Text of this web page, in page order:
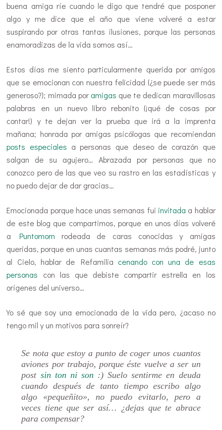
buena amiga ríe cuando le digo que tendré que posponer
algo y me dice que el año que viene volveré a estar
suspirando por otras tantas ilusiones, porque las personas
enamoradizas de la vida somos así…
Estos días me siento particularmente querida por amigos
que se emocionan con nuestra felicidad (¿se puede ser más
generoso?); mimada poramigas que te dedican maravillosas
palabras en un nuevo libro rebonito (¡qué de cosas por
contar!) y te dejan ver la prueba que irá a la imprenta
mañana; honrada por amigas psicólogas que recomiendan
posts especiales a personas que deseo de corazón que
salgan de su agujero… Abrazada por personas que no
conozco pero de las que veo su rastro en las estadísticas y
no puedo dejar de dar gracias…
Emocionada porque hace unas semanas fui invitada a hablar
de este blog que compartimos, porque en unos días volveré
a Puntomom rodeada de caras conocidas y amigas
queridas, porque en unas cuantas semanas más podré, junto
al Cielo, hablar de Refamilia cenando con una de esas
personas con las que debiste compartir estrella en los
orígenes del universo…
Yo sé que soy una emocionada de la vida pero, ¿acaso no
tengo mil y un motivos para sonreír?
Se nota que estoy a punto de coger unos cuantos
aviones por trabajo, porque éste vuelve a ser un
post sin ton ni son :) Suelo sentirme en deuda
cuando después de tanto tiempo escribo algo
algo «pequeñito», no puedo evitarlo, pero a
veces tiene que ser así… ¿dejas que te abrace
para compensar?